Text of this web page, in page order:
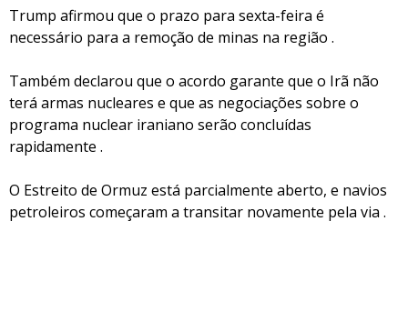
Trump afirmou que o prazo para sexta-feira é
necessário para a remoção de minas na região .
Também declarou que o acordo garante que o Irã não
terá armas nucleares e que as negociações sobre o
programa nuclear iraniano serão concluídas
rapidamente .
O Estreito de Ormuz está parcialmente aberto, e navios
petroleiros começaram a transitar novamente pela via .